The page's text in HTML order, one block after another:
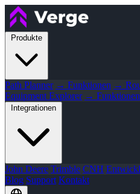
Produkte
Path Planner → Funktionen →
Equipment Explorer → Funktionen
Integrationen
John Deere Trimble CNH
Blog Support Kontakt